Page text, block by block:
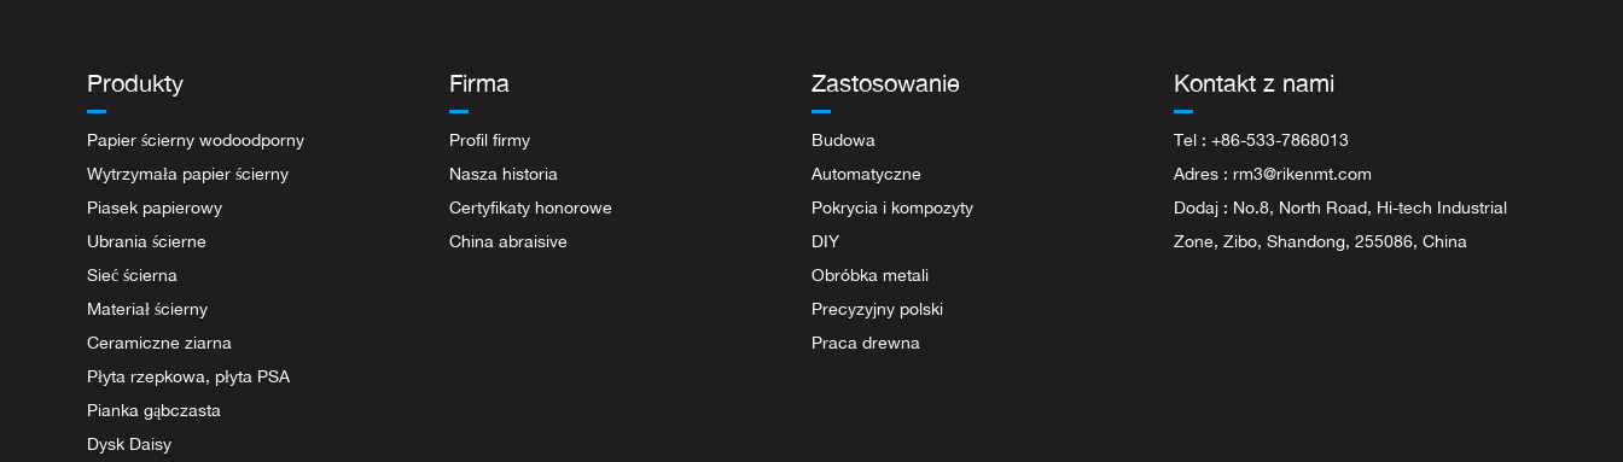
Produkty
Papier ścierny wodoodporny
Wytrzymała papier ścierny
Piasek papierowy
Ubrania ścierne
Sieć ścierna
Materiał ścierny
Ceramiczne ziarna
Płyta rzepkowa, płyta PSA
Pianka gąbczasta
Dysk Daisy
Firma
Profil firmy
Nasza historia
Certyfikaty honorowe
China abraisive
Zastosowanie
Budowa
Automatyczne
Pokrycia i kompozyty
DIY
Obróbka metali
Precyzyjny polski
Praca drewna
Kontakt z nami
Tel : +86-533-7868013
Adres : rm3@rikenmt.com
Dodaj : No.8, North Road, Hi-tech Industrial
Zone, Zibo, Shandong, 255086, China